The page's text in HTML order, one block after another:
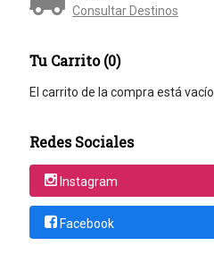
Consultar Destinos
Tu Carrito (0)
El carrito de la compra está vacío
Redes Sociales
Instagram
Facebook